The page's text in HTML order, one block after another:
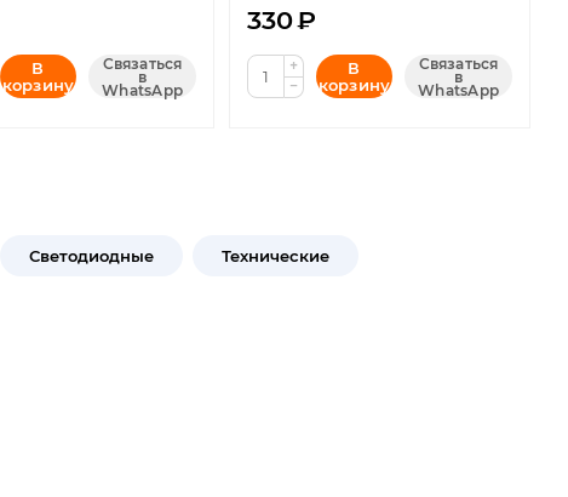
В
корзину
Связаться
в
WhatsApp
330₽
+
−
В
корзину
Связаться
в
WhatsApp
Светодиодные Технические